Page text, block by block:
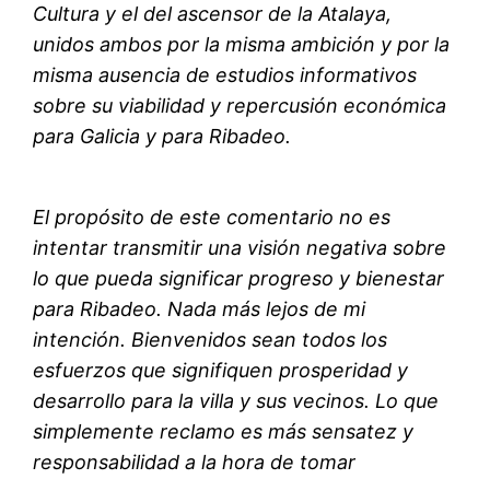
Cultura y el del ascensor de la Atalaya,
unidos ambos por la misma ambición y por la
misma ausencia de estudios informativos
sobre su viabilidad y repercusión económica
para Galicia y para Ribadeo.
El propósito de este comentario no es
intentar transmitir una visión negativa sobre
lo que pueda significar progreso y bienestar
para Ribadeo. Nada más lejos de mi
intención. Bienvenidos sean todos los
esfuerzos que signifiquen prosperidad y
desarrollo para la villa y sus vecinos. Lo que
simplemente reclamo es más sensatez y
responsabilidad a la hora de tomar